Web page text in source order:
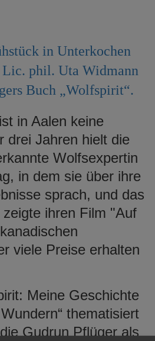
in Unterkochen
phil. Uta Widmann
Buch „Wolfspirit“.
in Aalen keine
drei Jahren hielt die
Wolfsexpertin
in dem sie über ihre
sprach, und das
ihren Film "Auf
viele Preise erhalten
Meine Geschichte
thematisiert
Gudrun Pflüger als